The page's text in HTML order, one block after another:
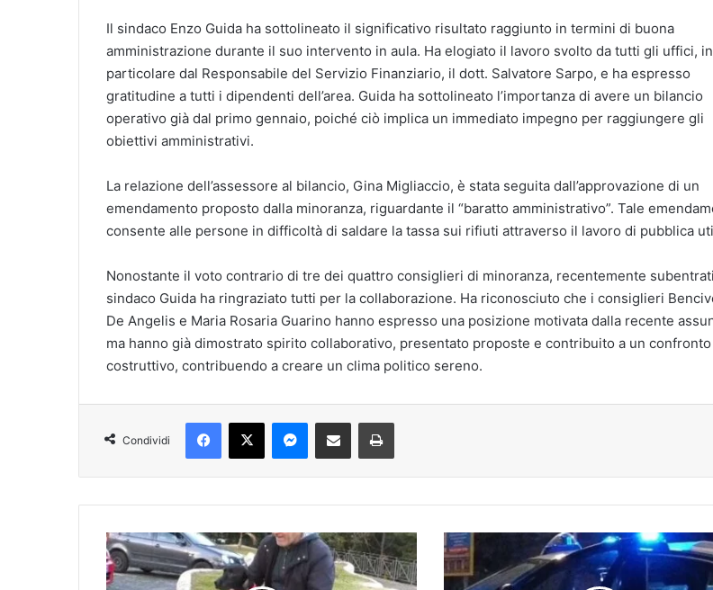
Il sindaco Enzo Guida ha sottolineato il significativo risultato raggiunto in termini di buona
amministrazione durante il suo intervento in aula. Ha elogiato il lavoro svolto da tutti gli uffici, in
particolare dal Responsabile del Servizio Finanziario, il dott. Salvatore Sarpo, e ha espresso
gratitudine a tutti i dipendenti dell’area. Guida ha sottolineato l’importanza di avere un bilancio
operativo già dal primo gennaio, poiché ciò implica un immediato impegno per raggiungere gli
obiettivi amministrativi.
La relazione dell’assessore al bilancio, Gina Migliaccio, è stata seguita dall’approvazione di un
emendamento proposto dalla minoranza, riguardante il “baratto amministrativo”. Tale
consente alle persone in difficoltà di saldare la tassa sui rifiuti attraverso il lavoro di pubblica
Nonostante il voto contrario di tre dei quattro consiglieri di minoranza, recentemente
sindaco Guida ha ringraziato tutti per la collaborazione. Ha riconosciuto che i consiglieri
De Angelis e Maria Rosaria Guarino hanno espresso una posizione motivata dalla recente
ma hanno già dimostrato spirito collaborativo, presentato proposte e contribuito a un confronto
costruttivo, contribuendo a creare un clima politico sereno.
Condividi
A
l
l
N
a
p